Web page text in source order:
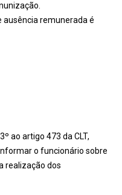
remunerada é
ao artigo 473 da CLT,
o funcionário sobre
realização dos